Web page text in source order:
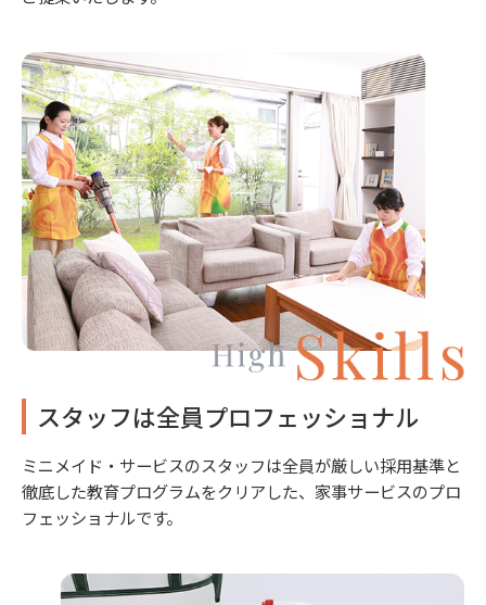
スタッフは全員プロフェッショナル
ミニメイド・サービスのスタッフは全員が厳しい採用基準と
徹底した教育プログラムをクリアした、家事サービスのプロ
フェッショナルです。